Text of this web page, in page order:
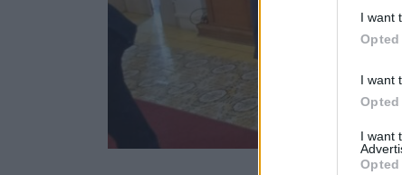
I want
Opted
I want
Opted
I want
Opted